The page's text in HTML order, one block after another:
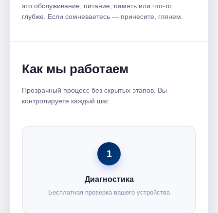
это обслуживание, питание, память или что-то
глубже. Если сомневаетесь — принесите, глянем.
Как мы работаем
Прозрачный процесс без скрытых этапов. Вы
контролируете каждый шаг.
1
Диагностика
Бесплатная проверка вашего устройства